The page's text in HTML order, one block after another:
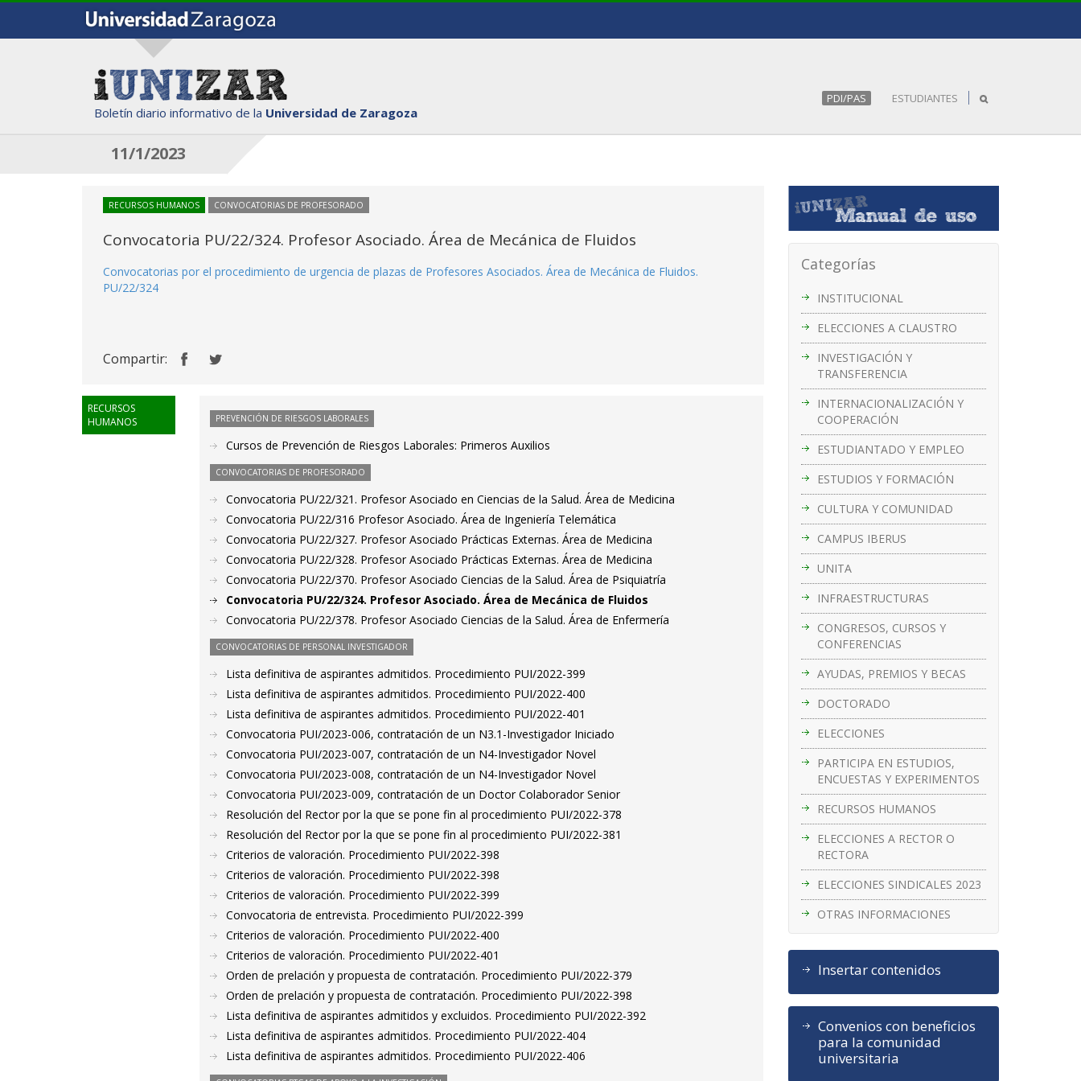
Boletín diario informativo de la Universidad de Zaragoza
PDI/PAS ESTUDIANTES
11/1/2023
Categorías
INSTITUCIONAL
ELECCIONES A CLAUSTRO
INVESTIGACIÓN Y
TRANSFERENCIA
INTERNACIONALIZACIÓN Y
COOPERACIÓN
ESTUDIANTADO Y EMPLEO
ESTUDIOS Y FORMACIÓN
CULTURA Y COMUNIDAD
CAMPUS IBERUS
UNITA
INFRAESTRUCTURAS
CONGRESOS, CURSOS Y
CONFERENCIAS
AYUDAS, PREMIOS Y BECAS
DOCTORADO
ELECCIONES
PARTICIPA EN ESTUDIOS,
ENCUESTAS Y EXPERIMENTOS
RECURSOS HUMANOS
ELECCIONES A RECTOR O
RECTORA
ELECCIONES SINDICALES 2023
OTRAS INFORMACIONES
Insertar contenidos
Convenios con beneficios
para la comunidad
universitaria
RECURSOS HUMANOS CONVOCATORIAS DE PROFESORADO
Convocatoria PU/22/324. Profesor Asociado. Área de Mecánica de Fluidos
Convocatorias por el procedimiento de urgencia de plazas de Profesores Asociados. Área de Mecánica de Fluidos.
PU/22/324
Compartir:
RECURSOS
HUMANOS
PREVENCIÓN DE RIESGOS LABORALES
Cursos de Prevención de Riesgos Laborales: Primeros Auxilios
CONVOCATORIAS DE PROFESORADO
Convocatoria PU/22/321. Profesor Asociado en Ciencias de la Salud. Área de Medicina
Convocatoria PU/22/316 Profesor Asociado. Área de Ingeniería Telemática
Convocatoria PU/22/327. Profesor Asociado Prácticas Externas. Área de Medicina
Convocatoria PU/22/328. Profesor Asociado Prácticas Externas. Área de Medicina
Convocatoria PU/22/370. Profesor Asociado Ciencias de la Salud. Área de Psiquiatría
Convocatoria PU/22/324. Profesor Asociado. Área de Mecánica de Fluidos
Convocatoria PU/22/378. Profesor Asociado Ciencias de la Salud. Área de Enfermería
CONVOCATORIAS DE PERSONAL INVESTIGADOR
Lista definitiva de aspirantes admitidos. Procedimiento PUI/2022-399
Lista definitiva de aspirantes admitidos. Procedimiento PUI/2022-400
Lista definitiva de aspirantes admitidos. Procedimiento PUI/2022-401
Convocatoria PUI/2023-006, contratación de un N3.1-Investigador Iniciado
Convocatoria PUI/2023-007, contratación de un N4-Investigador Novel
Convocatoria PUI/2023-008, contratación de un N4-Investigador Novel
Convocatoria PUI/2023-009, contratación de un Doctor Colaborador Senior
Resolución del Rector por la que se pone fin al procedimiento PUI/2022-378
Resolución del Rector por la que se pone fin al procedimiento PUI/2022-381
Criterios de valoración. Procedimiento PUI/2022-398
Criterios de valoración. Procedimiento PUI/2022-398
Criterios de valoración. Procedimiento PUI/2022-399
Convocatoria de entrevista. Procedimiento PUI/2022-399
Criterios de valoración. Procedimiento PUI/2022-400
Criterios de valoración. Procedimiento PUI/2022-401
Orden de prelación y propuesta de contratación. Procedimiento PUI/2022-379
Orden de prelación y propuesta de contratación. Procedimiento PUI/2022-398
Lista definitiva de aspirantes admitidos y excluidos. Procedimiento PUI/2022-392
Lista definitiva de aspirantes admitidos. Procedimiento PUI/2022-404
Lista definitiva de aspirantes admitidos. Procedimiento PUI/2022-406